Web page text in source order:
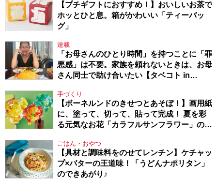
【プチギフトにおすすめ！】おいしいお茶で
ホッとひと息。箱がかわいい「ティーバッ
グ」
連載
「お母さんのひとり時間」を持つことに「罪
悪感」は不要。家族を頼れないときは、お母
さん同士で助け合いたい【タベコト in
手づくり
【ボーネルンドのきせつとあそぼ！】画用紙
に、塗って、切って、貼って完成！ 夏を彩
る元気なお花「カラフルサンフラワー」の作
ごはん・おやつ
【具材と調味料をのせてレンチン】ケチャッ
プ×バターの王道味！「うどんナポリタン」
のできあがり♪